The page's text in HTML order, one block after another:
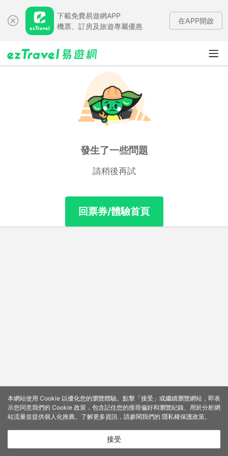
下載免費易遊網APP
機票、訂房及旅遊專屬優惠
在APP開啟
發生了一些問題
請稍後再試
回票券/體驗首頁
本網站使用 Cookie 以優化您的瀏覽體驗。點擊「接受」或繼續瀏覽網站，即表
示您同意我們的 Cookie 政策，包含記住您的搜尋偏好和瀏覽紀錄、用於分析網
站流量並提供個人化推薦。了解更多資訊，請參閱我們的 隱私權保護政策。
接受